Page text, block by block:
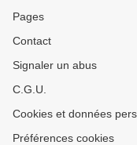
Pages
Contact
Signaler un abus
C.G.U.
Cookies et données
Préférences cookies